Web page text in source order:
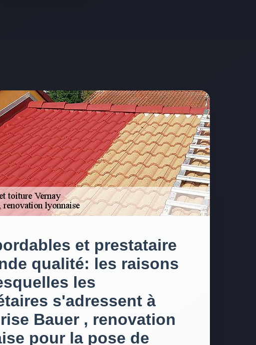
et prestataire
qualité: les raisons
les
s'adressent à
Bauer , renovation
pour la pose de